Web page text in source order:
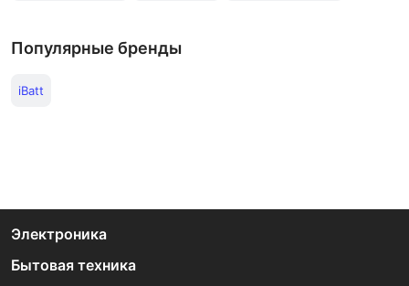
Популярные бренды
iBatt
Электроника
Бытовая техника